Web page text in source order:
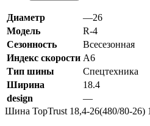
Диаметр
—26
Модель
R-4
Сезонность
Всесезонная
Индекс скорости A6
Тип шины
Спецтехника
Ширина
18.4
design
—
Шина TopTrust 18,4-26(480/80-